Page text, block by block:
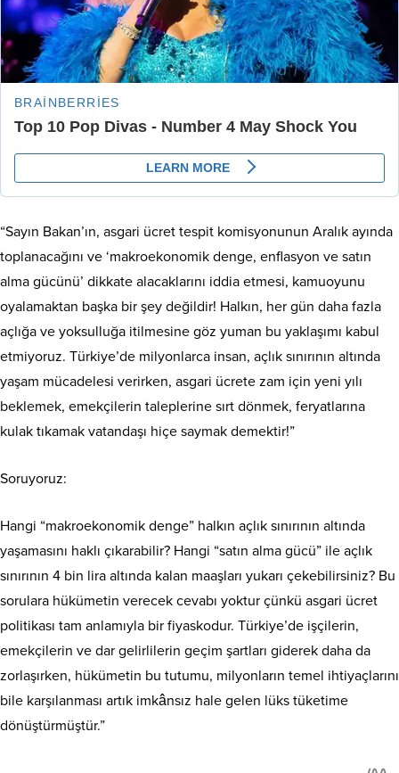
“Sayın Bakan’ın, asgari ücret tespit komisyonunun Aralık ayında
toplanacağını ve ‘makroekonomik denge, enflasyon ve satın
alma gücünü’ dikkate alacaklarını iddia etmesi, kamuoyunu
oyalamaktan başka bir şey değildir! Halkın, her gün daha fazla
açlığa ve yoksulluğa itilmesine göz yuman bu yaklaşımı kabul
etmiyoruz. Türkiye’de milyonlarca insan, açlık sınırının altında
yaşam mücadelesi verirken, asgari ücrete zam için yeni yılı
beklemek, emekçilerin taleplerine sırt dönmek, feryatlarına
kulak tıkamak vatandaşı hiçe saymak demektir!”
Soruyoruz:
Hangi “makroekonomik denge” halkın açlık sınırının altında
yaşamasını haklı çıkarabilir? Hangi “satın alma gücü” ile açlık
sınırının 4 bin lira altında kalan maaşları yukarı çekebilirsiniz? Bu
sorulara hükümetin verecek cevabı yoktur çünkü asgari ücret
politikası tam anlamıyla bir fiyaskodur. Türkiye’de işçilerin,
emekçilerin ve dar gelirlilerin geçim şartları giderek daha da
zorlaşırken, hükümetin bu tutumu, milyonların temel ihtiyaçlarını
bile karşılanması artık imkânsız hale gelen lüks tüketime
dönüştürmüştür.”